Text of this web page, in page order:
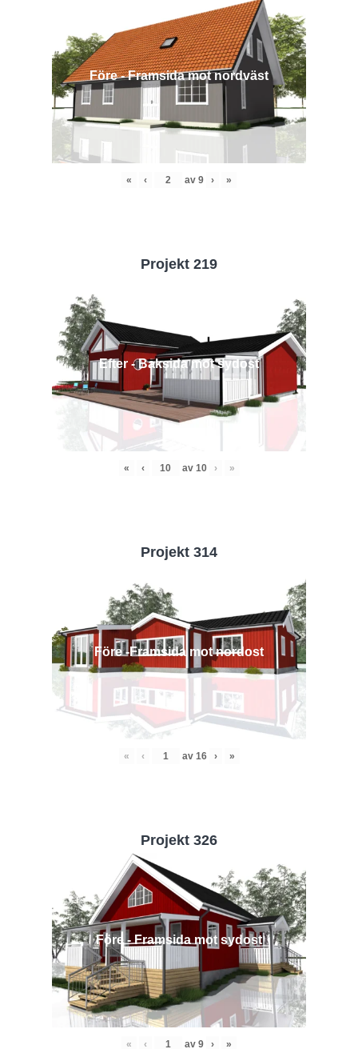
Före - Framsida mot nordväst
« ‹ av 9 › »
Projekt 219
Efter - Baksida mot sydost
« ‹ av 10 › »
Projekt 314
Före -Framsida mot nordost
« ‹ av 16 › »
Projekt 326
Före - Framsida mot sydost
« ‹ av 9 › »